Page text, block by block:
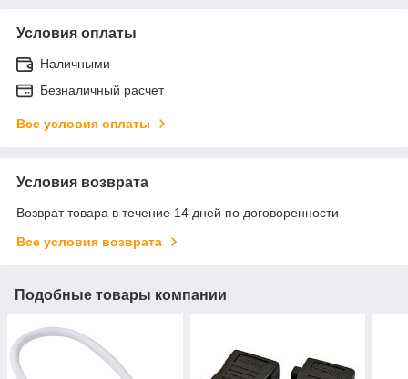
Условия оплаты
Наличными
Безналичный расчет
Все условия оплаты
Условия возврата
Возврат товара в течение 14 дней по договоренности
Все условия возврата
Подобные товары компании